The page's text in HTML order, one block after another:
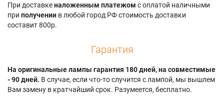
При доставкеналоженным платежом с оплатой наличными
при получении в любой город РФ стоимость доставки
составит 800р.
Гарантия
На оригинальные лампы гарантия 180 дней, на совместимые
- 90 дней. В случае, если что-то случится с лампой, мы вышлем
Вам замену в кратчайший срок. Разумеется, бесплатно.